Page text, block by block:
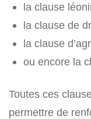
la clause
la clause de
la clause
ou encore la
Toutes ces
permettre de